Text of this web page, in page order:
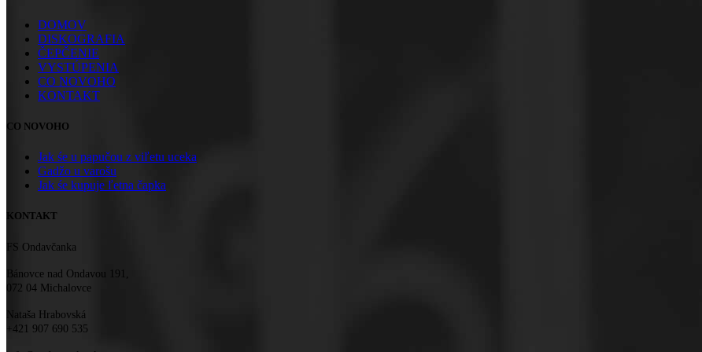
DOMOV
DISKOGRAFIA
ČEPČENIE
VYSTÚPENIA
CO NOVOHO
KONTAKT
CO NOVOHO
Jak śe u papučou z viľetu uceka
Gadžo u varošu
Jak śe kupuje ľetna čapka
KONTAKT
FS Ondavčanka
Bánovce nad Ondavou 191,
072 04 Michalovce
Nataša Hrabovská
+421 907 690 535